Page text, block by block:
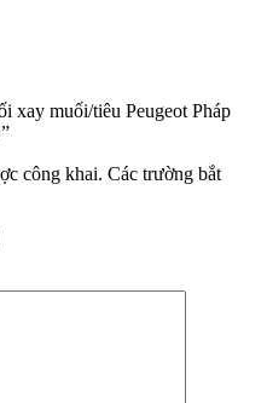
xay muối/tiêu Peugeot Pháp
công khai. Các trường bắt